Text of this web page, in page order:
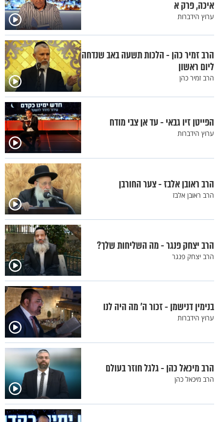
איכה, פרק א
ערוץ הידברות
הרב זמיר כהן - הלכות תשעה באב שנדחה
ליום ראשון
הרב זמיר כהן
הפייטן זיו גבאי - עד אן צבי מודח
ערוץ הידברות
הרב ראובן אלבז - צער החורבן
הרב ראובן אלבז
הרב יצחק פנגר - מה השליחות שלך?
הרב יצחק פנגר
בנימין דנישמן - זכור ה’ מה היה לנו
ערוץ הידברות
הרב מיכאל כהן - גלגל חוזר בעולם
הרב מיכאל כהן